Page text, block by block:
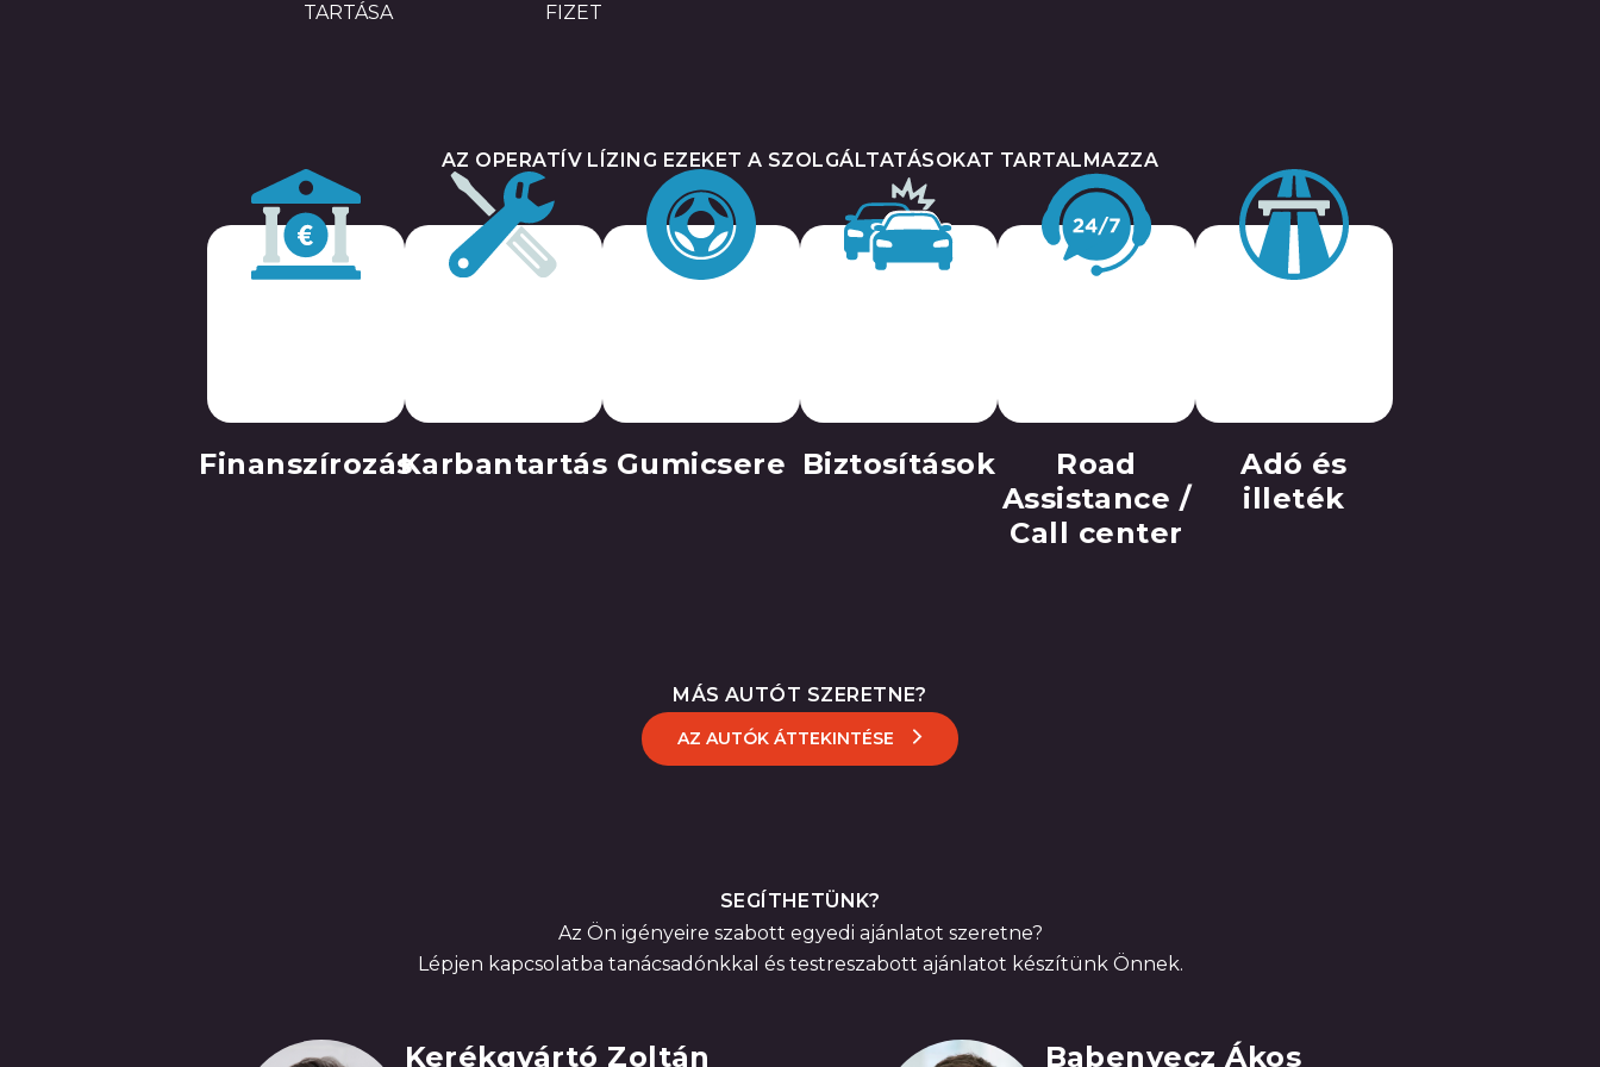
TARTÁSA FIZET
AZ OPERATÍV LÍZING EZEKET A SZOLGÁLTATÁSOKAT TARTALMAZZA
FinanszírozásKarbantartás Gumicsere Biztosítások
Road
Assistance /
Call center
Adó és
illeték
MÁS AUTÓT SZERETNE?
AZ AUTÓK ÁTTEKINTÉSE
SEGÍTHETÜNK?
Az Ön igényeire szabott egyedi ajánlatot szeretne?
Lépjen kapcsolatba tanácsadónkkal és testreszabott ajánlatot készítünk Önnek.
Kerékgyártó Zoltán Babenyecz Ákos